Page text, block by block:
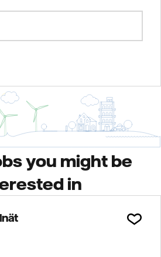
you might be
in